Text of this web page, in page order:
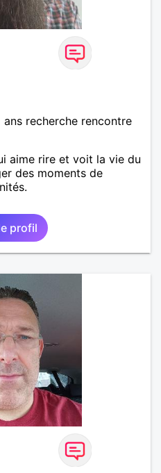
recherche rencontre
aime rire et voit la vie du
des moments de
profil